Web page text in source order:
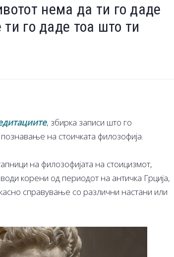
нема да ти го даде
го даде тоа што ти
, збирка записи што го
на стоичката филозофија.
на филозофијата на стоицизмот,
корени од периодот на античка Грција,
справување со различни настани или